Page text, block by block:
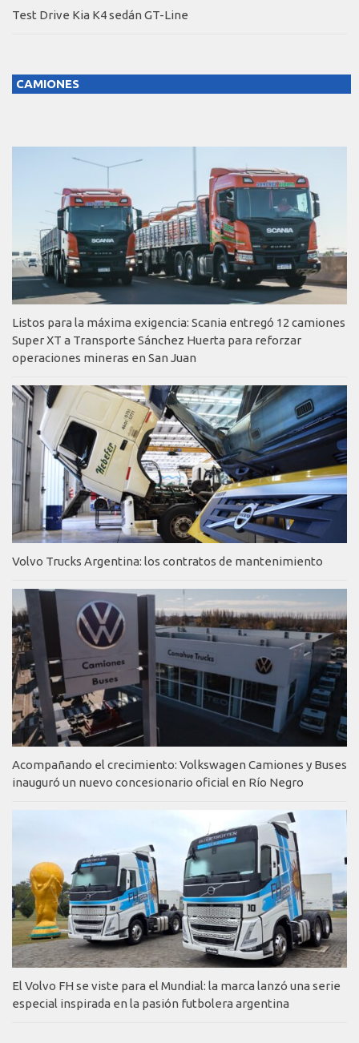
Test Drive Kia K4 sedán GT-Line
CAMIONES
Listos para la máxima exigencia: Scania entregó 12 camiones
Super XT a Transporte Sánchez Huerta para reforzar
operaciones mineras en San Juan
Volvo Trucks Argentina: los contratos de mantenimiento
Acompañando el crecimiento: Volkswagen Camiones y Buses
inauguró un nuevo concesionario oficial en Río Negro
El Volvo FH se viste para el Mundial: la marca lanzó una serie
especial inspirada en la pasión futbolera argentina